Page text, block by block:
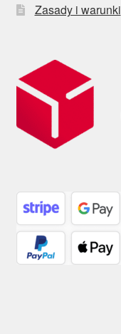
Zasady i warunki